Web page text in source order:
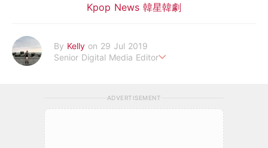
Kpop News 韓星韓劇
By Kelly on 29 Jul 2019
Senior Digital Media Editor
ADVERTISEMENT